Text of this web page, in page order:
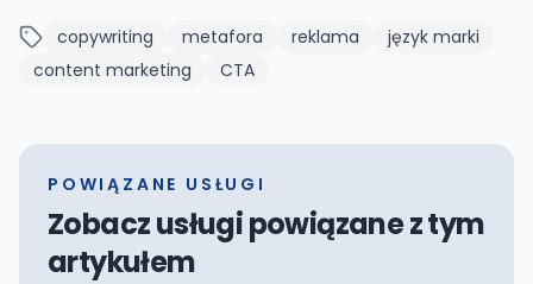
copywriting metafora reklama
język marki
content marketing
CTA
POWIĄZANE USŁUGI
Zobacz usługi powiązane z tym
artykułem